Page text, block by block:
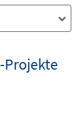
Projekte